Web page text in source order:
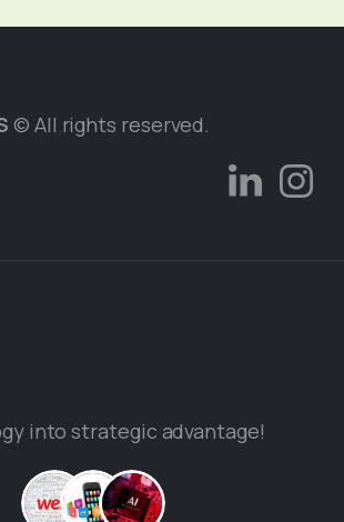
© All rights reserved.
into strategic advantage!